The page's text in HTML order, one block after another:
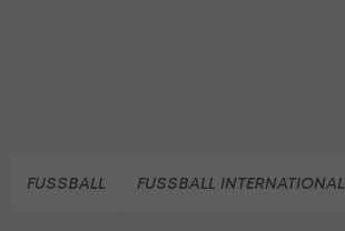
FUSSBALL FUSSBALL INTERNATIONAL